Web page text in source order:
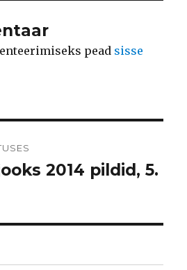
pead sisse
2014 pildid, 5.